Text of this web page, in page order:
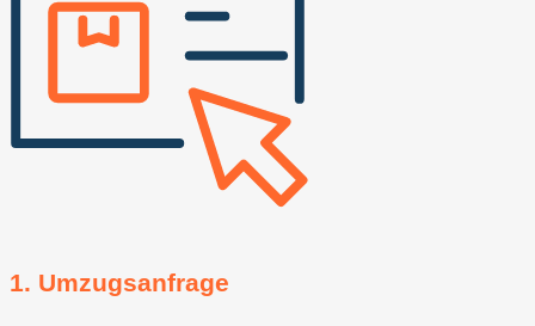
1. Umzugsanfrage